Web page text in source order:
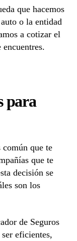
que hacemos
o la entidad
a cotizar el
para
común que te
que te
decisión se
son los
de Seguros
eficientes,